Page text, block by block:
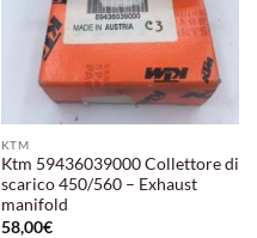
KTM
Ktm 59436039000 Collettore di
scarico 450/560 – Exhaust
manifold
58,00€